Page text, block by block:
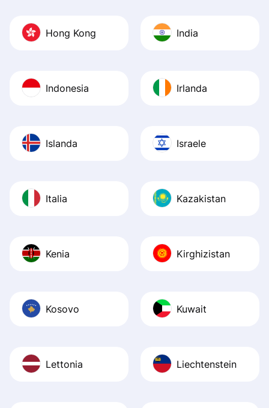
Hong Kong India
Indonesia Irlanda
Islanda Israele
Italia Kazakistan
Kenia Kirghizistan
Kosovo Kuwait
Lettonia Liechtenstein